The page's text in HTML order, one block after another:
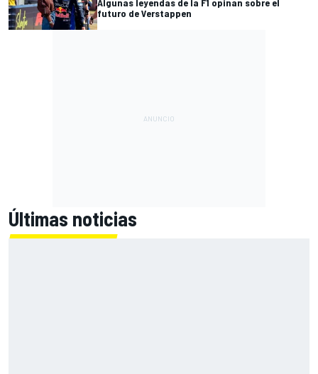
futuro de Verstappen
Últimas noticias